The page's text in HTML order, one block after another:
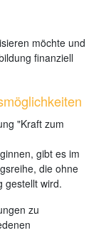
möchte und
finanziell
"Kraft zum
gibt es im
die ohne
gestellt wird.
zu